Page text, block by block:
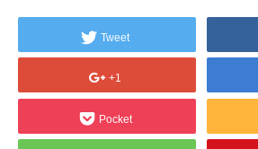
Tweet
+1
Pocket